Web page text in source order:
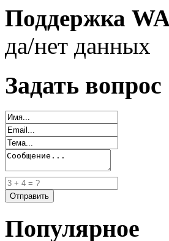
Поддержка
да/нет данных
Задать вопрос
Популярное